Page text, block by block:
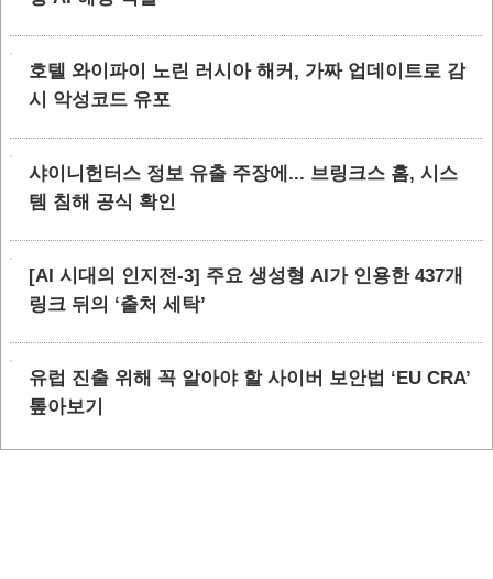
호텔 와이파이 노린 러시아 해커, 가짜 업데이트로 감
시 악성코드 유포
샤이니헌터스 정보 유출 주장에... 브링크스 홈, 시스
템 침해 공식 확인
[AI 시대의 인지전-3] 주요 생성형 AI가 인용한 437개
링크 뒤의 ‘출처 세탁’
유럽 진출 위해 꼭 알아야 할 사이버 보안법 ‘EU CRA’
톺아보기